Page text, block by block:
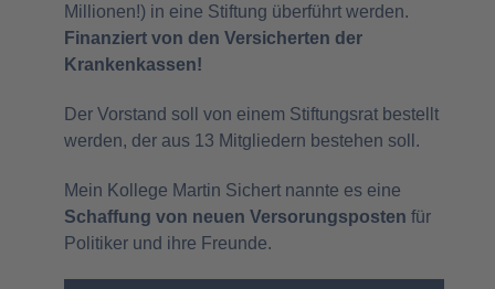
Millionen!) in eine Stiftung überführt werden.
Finanziert von den Versicherten der
Krankenkassen!
Der Vorstand soll von einem Stiftungsrat bestellt
werden, der aus 13 Mitgliedern bestehen soll.
Mein Kollege Martin Sichert nannte es eine
Schaffung von neuen Versorungsposten für
Politiker und ihre Freunde.